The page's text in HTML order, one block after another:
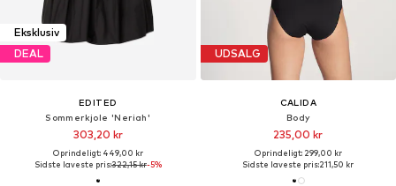
Eksklusiv
DEAL
EDITED
Sommerkjole 'Neriah'
303,20 kr
Oprindeligt: 449,00 kr
Sidste laveste pris:322,15 kr-5%
UDSALG
CALIDA
Body
235,00 kr
Oprindeligt: 299,00 kr
Sidste laveste pris:211,50 kr